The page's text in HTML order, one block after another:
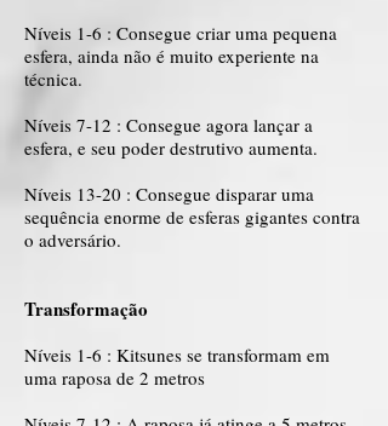
Níveis 1-6 : Consegue criar uma pequena
esfera, ainda não é muito experiente na
técnica.
Níveis 7-12 : Consegue agora lançar a
esfera, e seu poder destrutivo aumenta.
Níveis 13-20 : Consegue disparar uma
sequência enorme de esferas gigantes contra
o adversário.
Transformação
Níveis 1-6 : Kitsunes se transformam em
uma raposa de 2 metros